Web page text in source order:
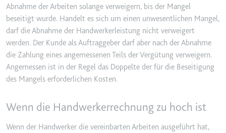
Typ:
HTML Local Storage
__Secure-ROLLOUT_TOKEN
Anbieter:
youtube.com
Zweck:
Wird verwendet, um die
verfolgen.
Ablauf:
180 Tage
Abnahme der Arbeiten solange verweigern, bis der Mangel
beseitigt wurde. Handelt es sich um einen unwesentlichen Mangel,
darf die Abnahme der Handwerkerleistung nicht verweigert
werden. Der Kunde als Auftraggeber darf aber nach der Abnahme
die Zahlung eines angemessenen Teils der Vergütung verweigern.
Angemessen ist in der Regel das Doppelte der für die Beseitigung
des Mangels erforderlichen Kosten.
Wenn die Handwerkerrechnung zu hoch ist
Wenn der Handwerker die vereinbarten Arbeiten ausgeführt hat,